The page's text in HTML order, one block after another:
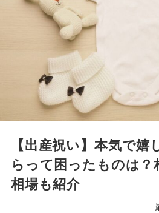
【出産祝い】本気で嬉
らって困ったものは？
相場も紹介